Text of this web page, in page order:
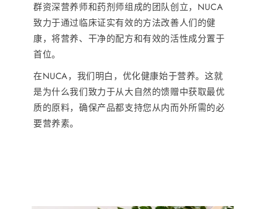
群资深营养师和药剂师组成的团队创立，NUCA
致力于通过临床证实有效的方法改善人们的健
康，将营养、干净的配方和有效的活性成分置于
首位。
在NUCA，我们明白，优化健康始于营养。这就
是为什么我们致力于从大自然的馈赠中获取最优
质的原料，确保产品都支持您从内而外所需的必
要营养素。